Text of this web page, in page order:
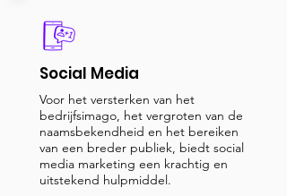
Social Media
Voor het versterken van het
bedrijfsimago, het vergroten van de
naamsbekendheid en het bereiken
van een breder publiek, biedt social
media marketing een krachtig en
uitstekend hulpmiddel.